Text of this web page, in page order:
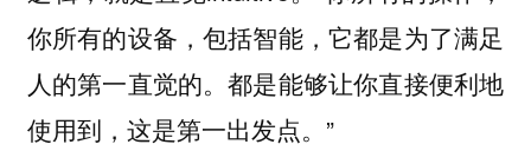
你所有的设备，包括智能，它都是为了满足
人的第一直觉的。都是能够让你直接便利地
使用到，这是第一出发点。”